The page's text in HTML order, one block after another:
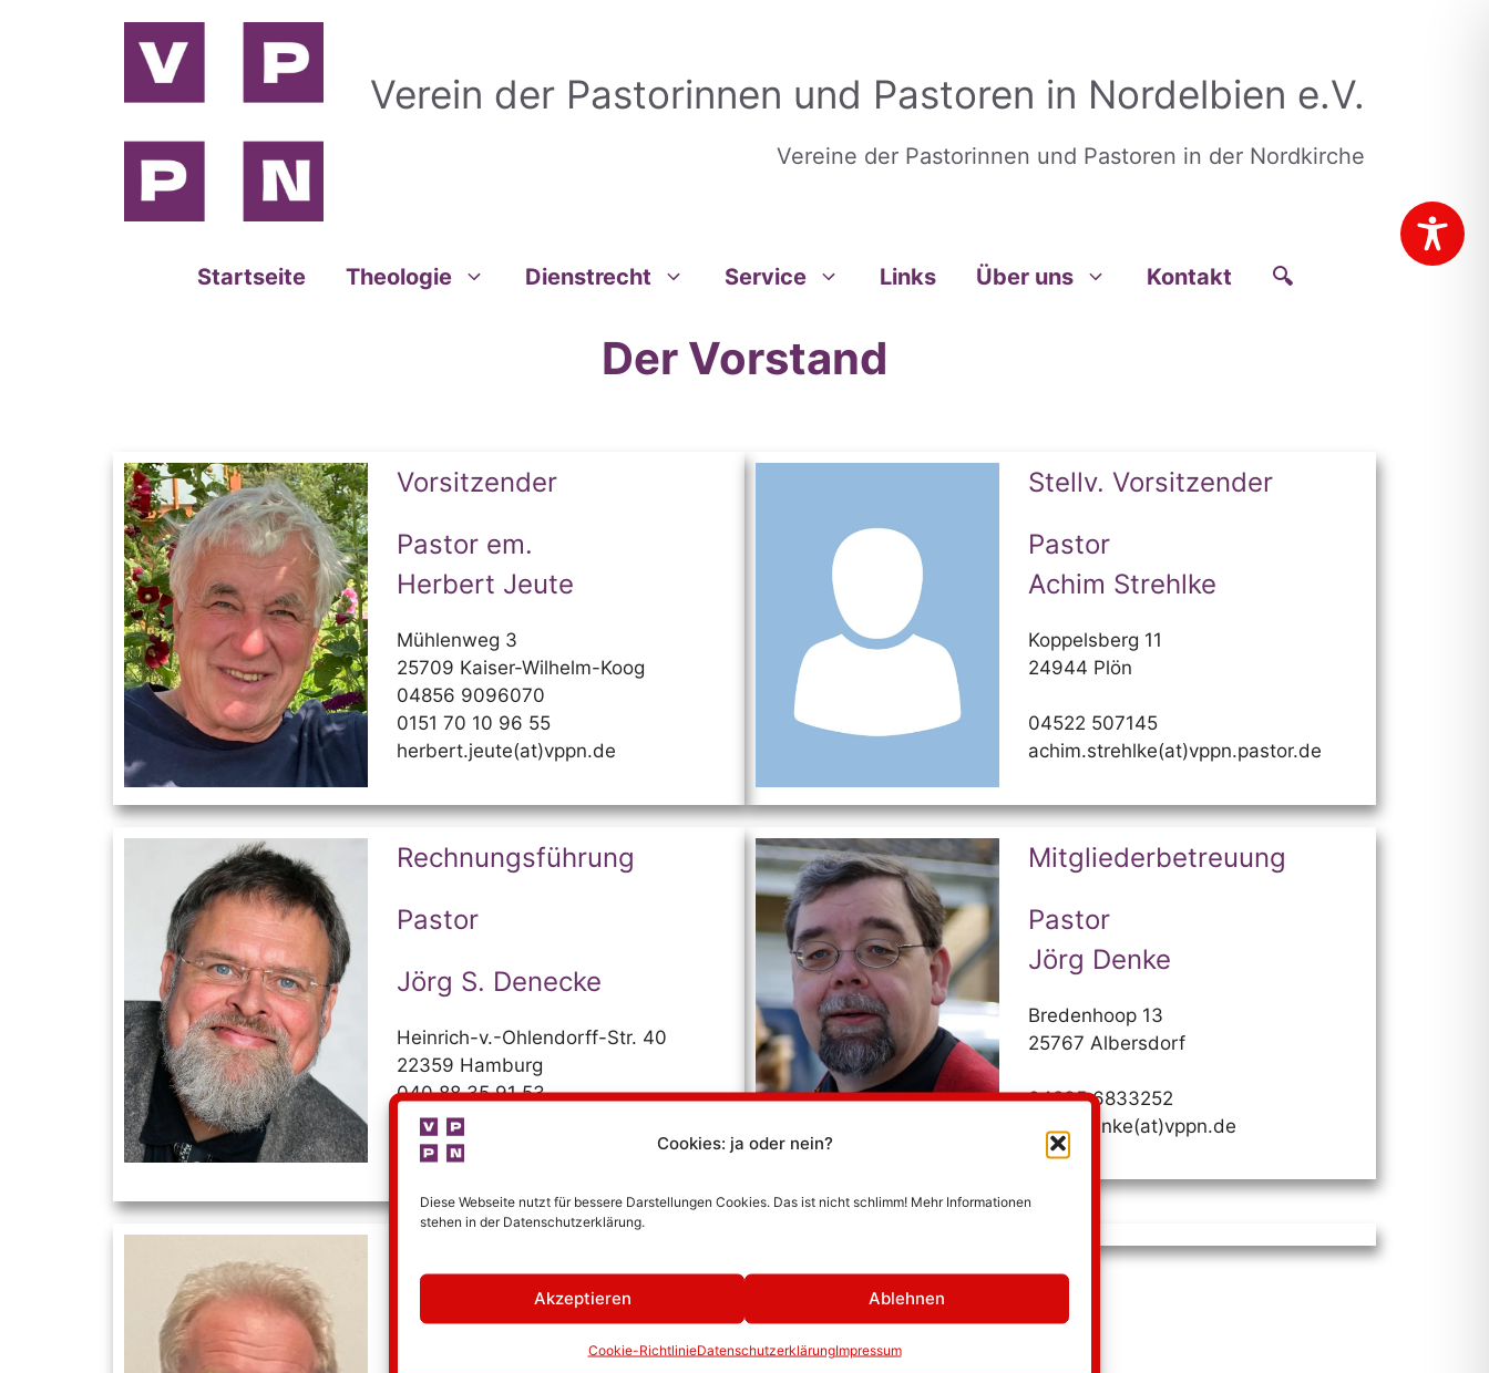
Cookies: ja oder nein?
Diese Webseite nutzt für bessere Darstellungen Cookies. Das ist nicht schlimm! Mehr Informationen
stehen in der Datenschutzerklärung.
Akzeptieren Ablehnen
Cookie-RichtlinieDatenschutzerklärungImpressum
Verein der Pastorinnen und Pastoren in Nordelbien e.V.
Vereine der Pastorinnen und Pastoren in der Nordkirche
Startseite Theologie Dienstrecht Service Links Über uns Kontakt 🔍
Der Vorstand
Vorsitzender
Pastor em.
Herbert Jeute
Mühlenweg 3
25709 Kaiser-Wilhelm-Koog
04856 9096070
0151 70 10 96 55
herbert.jeute(at)vppn.de
Stellv. Vorsitzender
Pastor
Achim Strehlke
Koppelsberg 11
24944 Plön
04522 507145
achim.strehlke(at)vppn.pastor.de
Rechnungsführung
Pastor
Jörg S. Denecke
Heinrich-v.-Ohlendorff-Str. 40
22359 Hamburg
040 88 35 91 53
0175 336 32 53
joerg.s.denecke(at)vppn.de
Mitgliederbetreuung
Pastor
Jörg Denke
Bredenhoop 13
25767 Albersdorf
04835 6833252
joerg.denke(at)vppn.de
Pastor